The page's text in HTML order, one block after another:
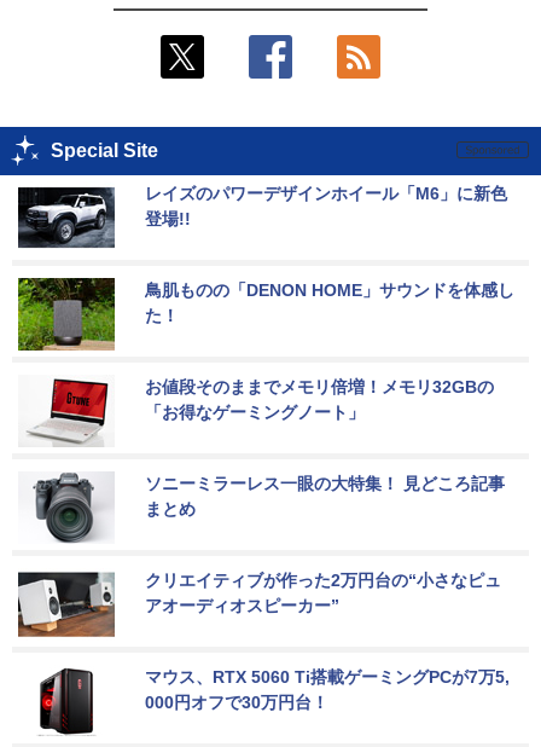
Special Site
レイズのパワーデザインホイール「M6」に新色
登場!!
鳥肌ものの「DENON HOME」サウンドを体感し
た！
お値段そのままでメモリ倍増！メモリ32GBの
「お得なゲーミングノート」
ソニーミラーレス一眼の大特集！ 見どころ記事
まとめ
クリエイティブが作った2万円台の“小さなピュ
アオーディオスピーカー”
マウス、RTX 5060 Ti搭載ゲーミングPCが7万5,
000円オフで30万円台！